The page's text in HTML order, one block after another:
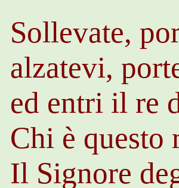
Sollevate,
alzatevi,
ed entri il re
Chi è
Il Signore